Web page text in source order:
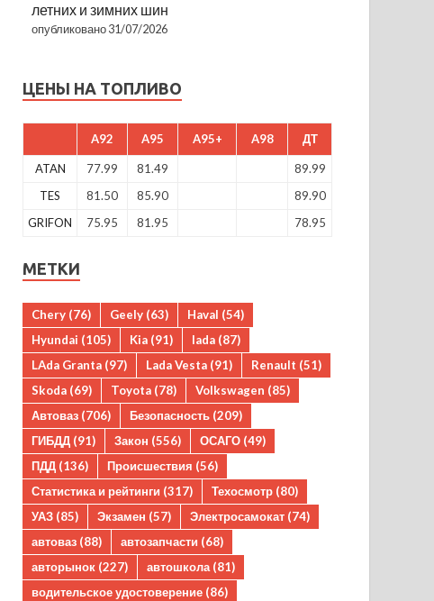
летних и зимних шин
опубликовано 31/07/2026
ЦЕНЫ НА ТОПЛИВО
A92 A95 A95+ A98 ДТ
ATAN 77.99 81.49
89.99
TES
81.50 85.90
89.90
GRIFON
75.95 81.95 78.95
МЕТКИ
Chery (76) Geely (63) Haval (54)
Hyundai (105) Kia (91) lada (87)
LAda Granta (97) Lada Vesta (91) Renault (51)
Skoda (69) Toyota (78) Volkswagen (85)
Автоваз (706) Безопасность (209)
ГИБДД (91) Закон (556) ОСАГО (49)
ПДД (136) Происшествия (56)
Статистика и рейтинги (317) Техосмотр (80)
УАЗ (85) Экзамен (57) Электросамокат (74)
автоваз (88) автозапчасти (68)
авторынок (227) автошкола (81)
водительское удостоверение (86)